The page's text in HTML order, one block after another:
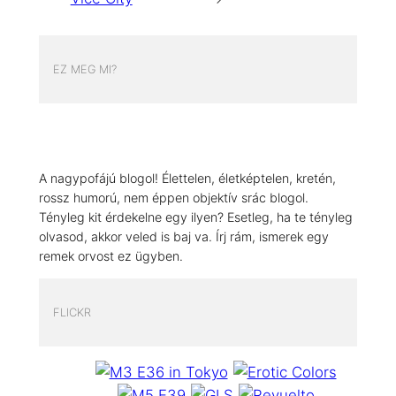
EZ MEG MI?
A nagypofájú blogol! Élettelen, életképtelen, kretén,
rossz humorú, nem éppen objektív srác blogol.
Tényleg kit érdekelne egy ilyen? Esetleg, ha te tényleg
olvasod, akkor veled is baj va. Írj rám, ismerek egy
remek orvost ez ügyben.
FLICKR